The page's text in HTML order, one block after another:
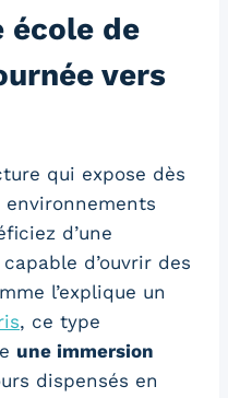
école de
vers
qui expose dès
d’une
d’ouvrir des
l’explique un
, ce type
une immersion
dispensés en